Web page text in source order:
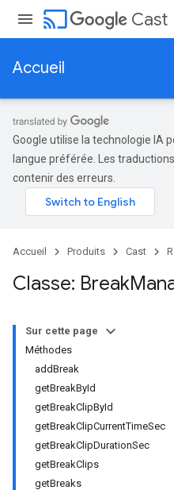
cast Cast
Accueil
Google utilise la technologie IA
langue préférée. Les
contenir des erreurs.
Accueil Produits Cast
Classe: Break
Sur cette page
Méthodes
addBreak
getBreakById
getBreakClipById
getBreakClipCurrentTimeSec
getBreakClipDurationSec
getBreakClips
getBreaks